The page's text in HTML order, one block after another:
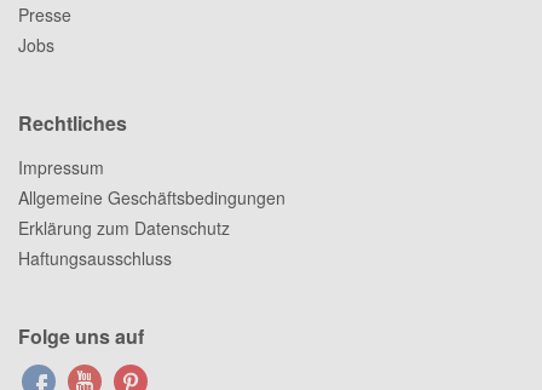
Presse
Jobs
Rechtliches
Impressum
Allgemeine Geschäftsbedingungen
Erklärung zum Datenschutz
Haftungsausschluss
Folge uns auf